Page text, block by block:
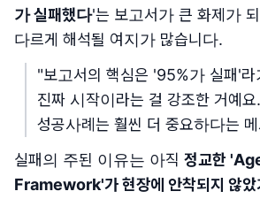
가 실패했다'는 보고서가 큰 화제가
다르게 해석될 여지가 많습니다.
"보고서의 핵심은 '95%가 실패'라
진짜 시작이라는 걸 강조한 거예
성공사례는 훨씬 더 중요하다는
실패의 주된 이유는 아직 정교한
Framework'가 현장에 안착되지 않았